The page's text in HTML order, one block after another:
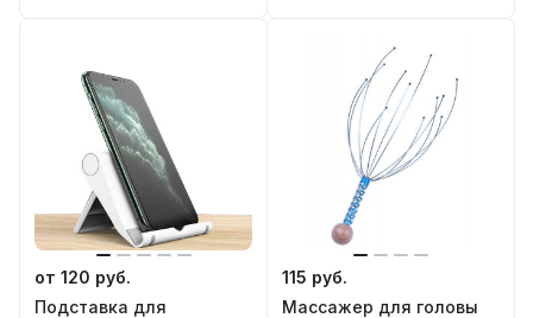
от 120 руб.
Подставка для
115 руб.
Массажер для головы